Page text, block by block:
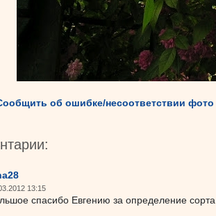
об ошибке/несоответствии фото
13:15
спасибо Евгению за определение